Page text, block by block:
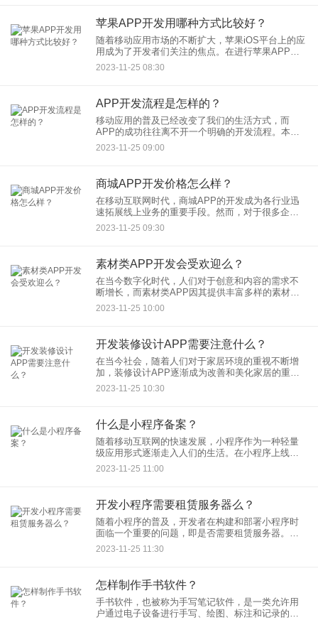
苹果APP开发用哪种方式比较好？
随着移动应用市场的不断扩大，苹果iOS平台上的应
用成为了开发者们关注的焦点。在进行苹果APP开
发时，选择适合的开发方式至关重要，因为不同的
方式具有各自的优势和适用场景。本文将探讨苹果
2023-11-25 08:30
APP开发流程是怎样的？
移动应用的普及已经改变了我们的生活方式，而
APP的成功往往离不开一个明确的开发流程。本文
将介绍APP开发的一般流程，以帮助开发者和团队
更好地规划、执行和管理应用开发项目。
2023-11-25 09:00
商城APP开发价格怎么样？
在移动互联网时代，商城APP的开发成为各行业迅
速拓展线上业务的重要手段。然而，对于很多企业
和创业者来说，商城APP开发价格一直是一个备受
关注的话题。本文将探讨商城APP开发的成本因
2023-11-25 09:30
素材类APP开发会受欢迎么？
在当今数字化时代，人们对于创意和内容的需求不
断增长，而素材类APP因其提供丰富多样的素材资
源，已经逐渐成为用户们获取创作灵感和美化内容
的重要工具。那么，素材类APP的开发是否会受到
2023-11-25 10:00
开发装修设计APP需要注意什么？
在当今社会，随着人们对于家居环境的重视不断增
加，装修设计APP逐渐成为改善和美化家居的重要
工具。然而，要成功开发一款受欢迎的装修设计
APP，开发者需要注意多个方面的问题。本文将探
2023-11-25 10:30
什么是小程序备案？
随着移动互联网的快速发展，小程序作为一种轻量
级应用形式逐渐走入人们的生活。在小程序上线运
营之前，开发者或企业需要进行小程序备案。本文
将探讨小程序备案的概念、必要性以及相关流程。
2023-11-25 11:00
开发小程序需要租赁服务器么？
随着小程序的普及，开发者在构建和部署小程序时
面临一个重要的问题，即是否需要租赁服务器。本
文将探讨开发小程序是否需要租赁服务器的必要
性，以及在何种情况下选择租赁服务器是明智的选
2023-11-25 11:30
怎样制作手书软件？
手书软件，也被称为手写笔记软件，是一类允许用
户通过电子设备进行手写、绘图、标注和记录的应